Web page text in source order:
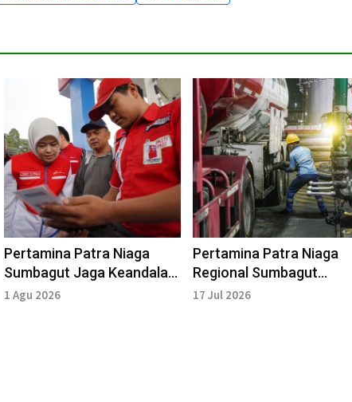
Pertamina Patra Niaga
Sumbagut Jaga Keandalan
Layanan SPBU
1 Agu 2026
Pertamina Patra Niaga
Regional Sumbagut
Tegaskan Distribusi BBM
17 Jul 2026